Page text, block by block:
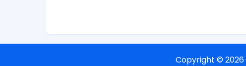
Copyright © 2026